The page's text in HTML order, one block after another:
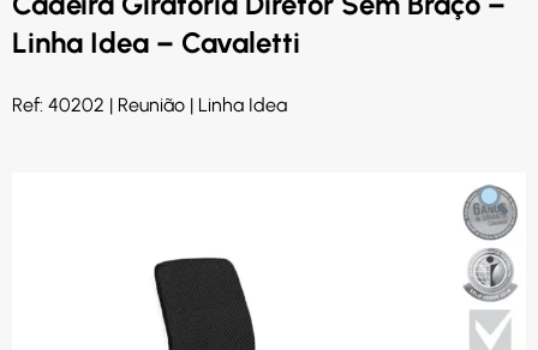
Linha Idea – Cavaletti
Ref: 40202 | Reunião | Linha Idea